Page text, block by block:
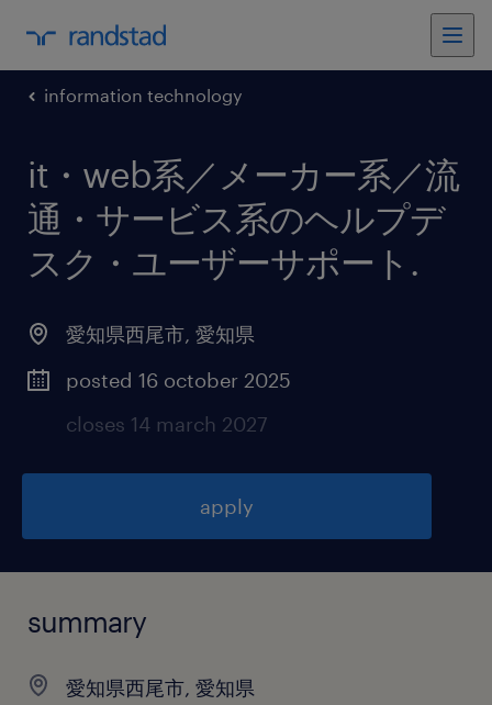
information technology
it・web系／メーカー系／流
通・サービス系のヘルプデ
スク・ユーザーサポート .
愛知県西尾市, 愛知県
posted 16 october 2025
closes 14 march 2027
apply
summary
愛知県西尾市, 愛知県